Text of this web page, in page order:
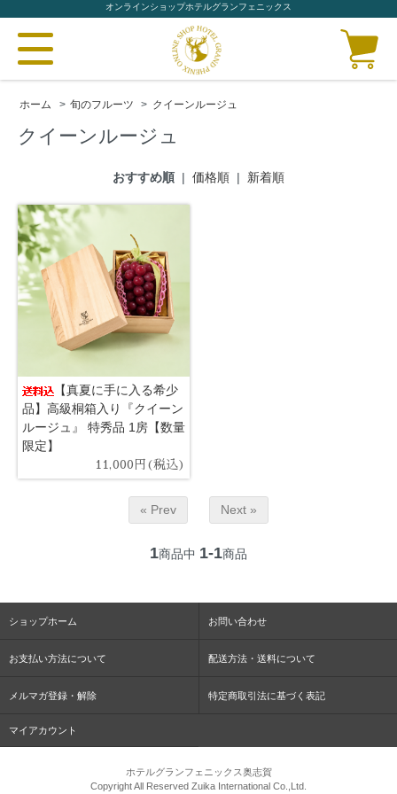
オンラインショップホテルグランフェニックス
ホーム > 旬のフルーツ > クイーンルージュ
クイーンルージュ
おすすめ順 | 価格順 | 新着順
【真夏に手に入る希少
品】高級桐箱入り『クイーン
ルージュ』 特秀品 1房【数量
限定】
11,000円(税込)
« Prev Next »
1商品中 1-1商品
ショップホーム お問い合わせ
お支払い方法について 配送方法・送料について
メルマガ登録・解除 特定商取引法に基づく表記
マイアカウント
ホテルグランフェニックス奥志賀
Copyright All Reserved Zuika International Co.,Ltd.